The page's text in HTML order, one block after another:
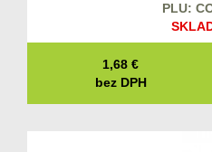
PLU:
1,68 €
bez DPH